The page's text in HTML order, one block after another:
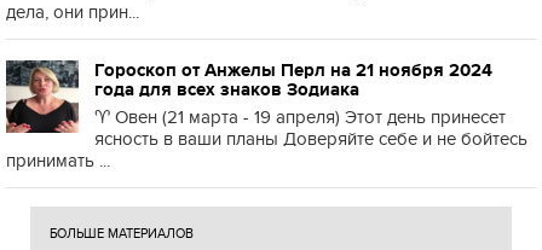
дела, они прин...
Гороскоп от Анжелы Перл на 21 ноября 2024
года для всех знаков Зодиака
♈️ Овен (21 марта - 19 апреля) Этот день принесет
ясность в ваши планы Доверяйте себе и не бойтесь
принимать ...
БОЛЬШЕ МАТЕРИАЛОВ